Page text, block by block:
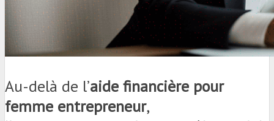
Au-delà de l’aide financière pour
femme entrepreneur,